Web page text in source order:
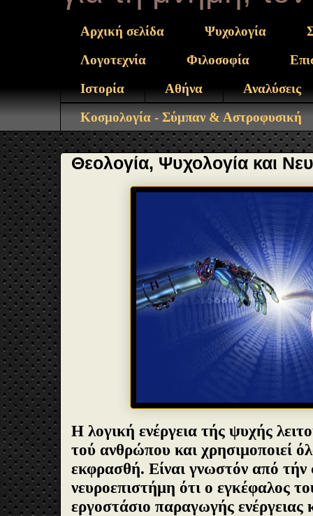
Αρχική σελίδα Ψυχολογία
Λογοτεχνία
Φιλοσοφία
Ιστορία
Αθήνα
Αναλύσεις
Κοσμολογία - Σύμπαν & Αστροφυσική
Θεολογία, Ψυχολογία και
Η λογική ενέργεια τής ψυχής
τού ανθρώπου και χρησιμοποιεί
εκφρασθή. Είναι γνωστόν από τήν
νευροεπιστήμη ότι ο εγκέφαλος
εργοστάσιο παραγωγής